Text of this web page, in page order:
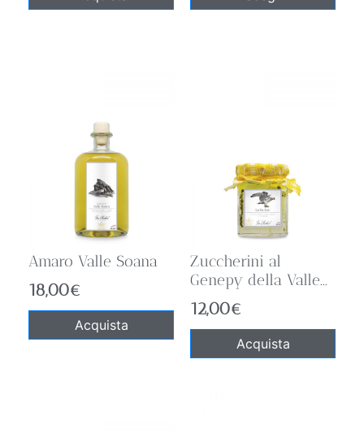
Amaro Valle Soana
18,00€
Acquista
Zuccherini al
Genepy della Valle...
12,00€
Acquista